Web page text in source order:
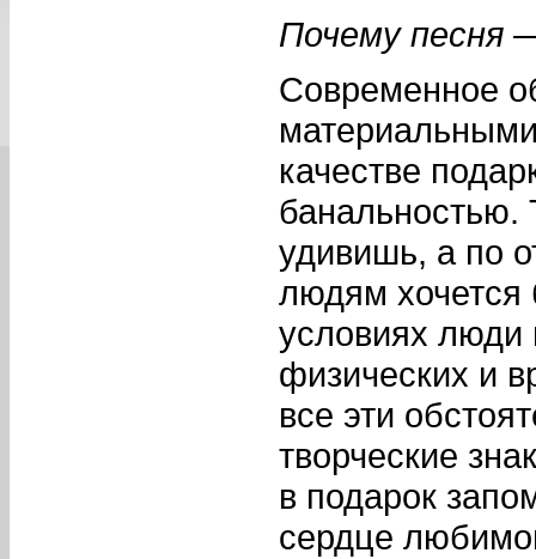
Почему песня
Современное
качестве
банальностью.
удивишь, а по
людям
условиях люди
физических и
все эти
творческие
в подарок
сердце